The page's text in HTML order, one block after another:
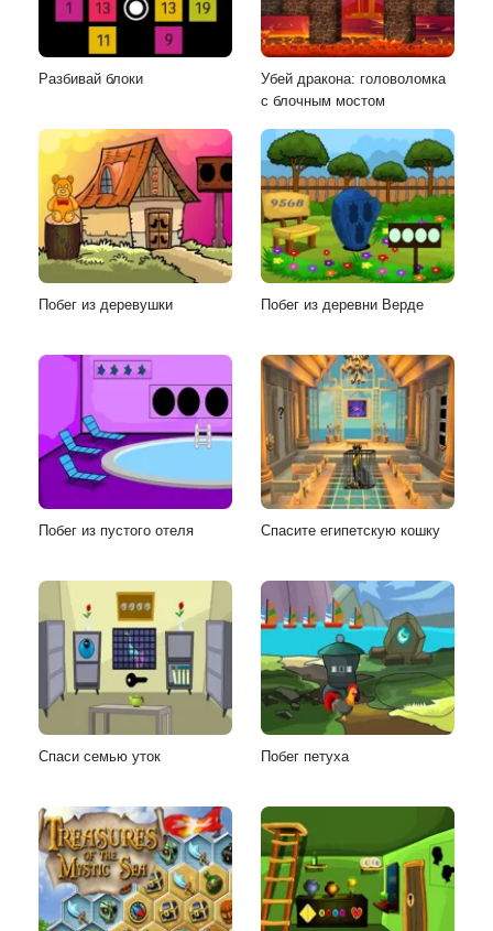
Разбивай блоки
Убей дракона: головоломка
с блочным мостом
Побег из деревушки Побег из деревни Верде
Побег из пустого отеля Спасите египетскую кошку
Спаси семью уток Побег петуха